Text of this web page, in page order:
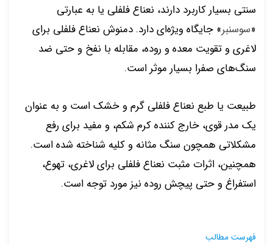
سنتی بسیار کاربرد دارند، نعناع فلفلی یا به عبارتی
«سوسنبر» جایگاه ویژه‌ای دارد. دمنوش نعناع فلفلی برای
لاغری و تقویت معده و روده، مقابله با نفخ و حتی ضد
سنگ‌های صفرا بسیار موثر است.
طبیعت یا طبع نعناع فلفلی گرم و خشک است و به عنوان
یک مدر قوی، خارج کننده کرم شکم، و مفید برای رفع
مشکلاتی همچون سنگ مثانه و کلیه شناخته شده است.
همچنین، اثرات مثبت نعناع فلفلی برای لاغری، تهوع،
استفراغ و حتی پیچش روده نیز مورد توجه است.
فهرست مطالب